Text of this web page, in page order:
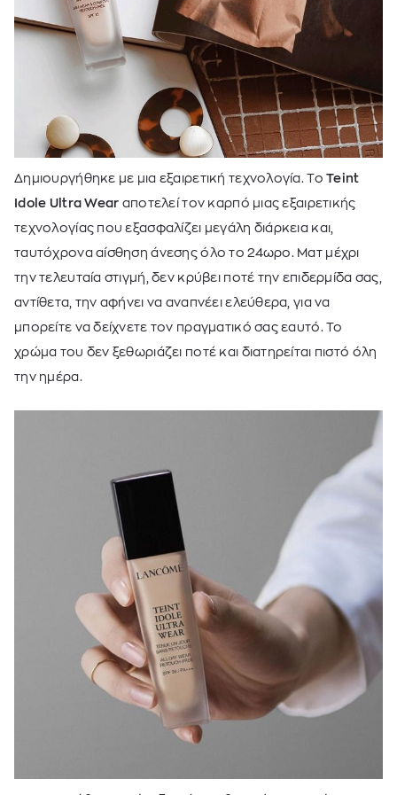
Δημιουργήθηκε με μια εξαιρετική τεχνολογία. ΤοTeint
Idole Ultra Wear αποτελεί τον καρπό μιας εξαιρετικής
τεχνολογίας που εξασφαλίζει μεγάλη διάρκεια και,
ταυτόχρονα αίσθηση άνεσης όλο το 24ωρο. Ματ μέχρι
την τελευταία στιγμή, δεν κρύβει ποτέ την επιδερμίδα σας,
αντίθετα, την αφήνει να αναπνέει ελεύθερα, για να
μπορείτε να δείχνετε τον πραγματικό σας εαυτό. Το
χρώμα του δεν ξεθωριάζει ποτέ και διατηρείται πιστό όλη
την ημέρα.